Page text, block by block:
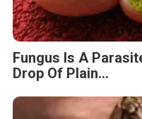
Fungus Is A
Drop Of Plain...